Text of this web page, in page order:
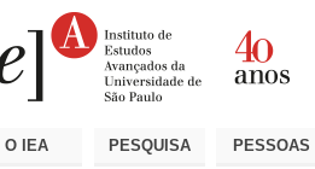
O IEA PESQUISA PESSOAS